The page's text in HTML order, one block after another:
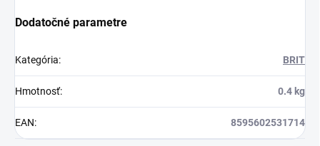
Dodatočné parametre
Kategória: BRIT
Hmotnosť: 0.4 kg
EAN: 8595602531714